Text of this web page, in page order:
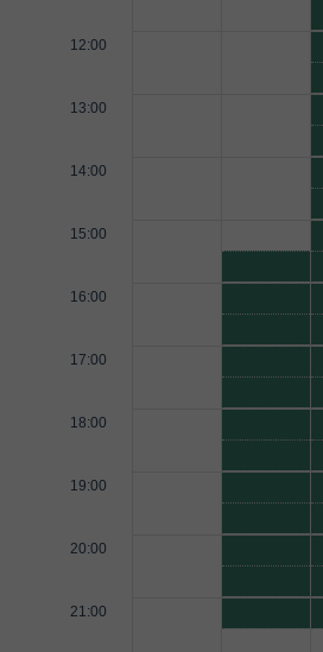
12:00
13:00
14:00
15:00
16:00
17:00
18:00
19:00
20:00
21:00